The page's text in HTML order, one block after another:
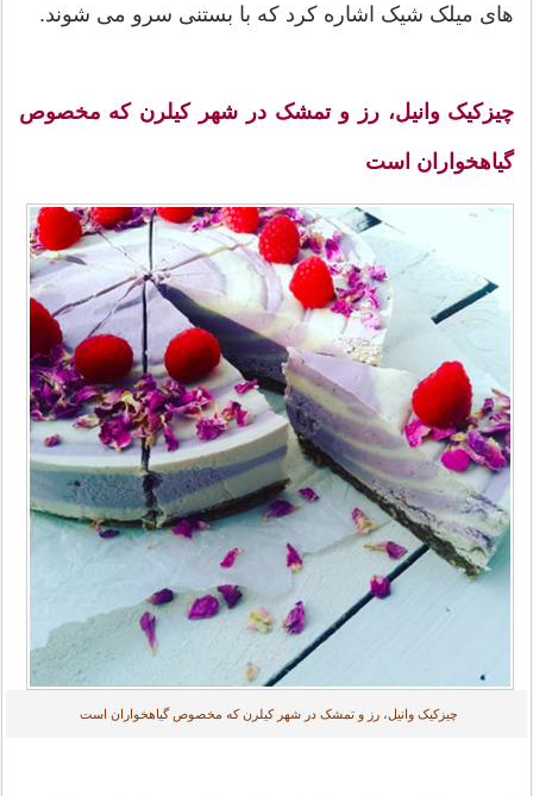
های میلک شیک اشاره کرد که با بستنی سرو می شوند.
چیزکیک وانیل، رز و تمشک در شهر کیلرن که مخصوص
گیاهخواران است
چیزکیک وانیل، رز و تمشک در شهر کیلرن که مخصوص گیاهخواران است